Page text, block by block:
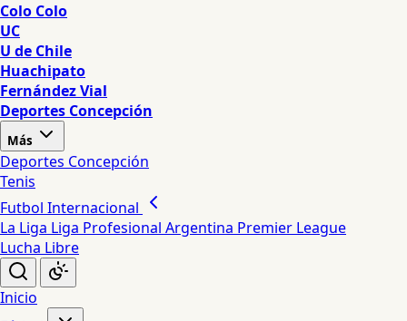
Colo Colo
UC
U de Chile
Huachipato
Fernández Vial
Deportes Concepción
Más
Deportes Concepción
Tenis
Futbol Internacional
La Liga Liga Profesional Argentina Premier League
Lucha Libre
Inicio